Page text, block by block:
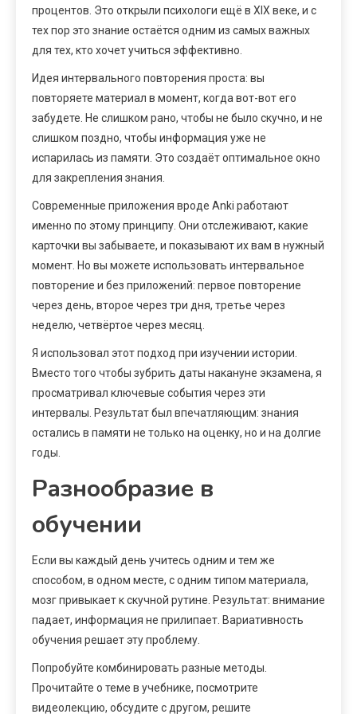
процентов. Это открыли психологи ещё в XIX веке, и с
тех пор это знание остаётся одним из самых важных
для тех, кто хочет учиться эффективно.
Идея интервального повторения проста: вы
повторяете материал в момент, когда вот-вот его
забудете. Не слишком рано, чтобы не было скучно, и не
слишком поздно, чтобы информация уже не
испарилась из памяти. Это создаёт оптимальное окно
для закрепления знания.
Современные приложения вроде Anki работают
именно по этому принципу. Они отслеживают, какие
карточки вы забываете, и показывают их вам в нужный
момент. Но вы можете использовать интервальное
повторение и без приложений: первое повторение
через день, второе через три дня, третье через
неделю, четвёртое через месяц.
Я использовал этот подход при изучении истории.
Вместо того чтобы зубрить даты накануне экзамена, я
просматривал ключевые события через эти
интервалы. Результат был впечатляющим: знания
остались в памяти не только на оценку, но и на долгие
годы.
Разнообразие в
обучении
Если вы каждый день учитесь одним и тем же
способом, в одном месте, с одним типом материала,
мозг привыкает к скучной рутине. Результат: внимание
падает, информация не прилипает. Вариативность
обучения решает эту проблему.
Попробуйте комбинировать разные методы.
Прочитайте о теме в учебнике, посмотрите
видеолекцию, обсудите с другом, решите